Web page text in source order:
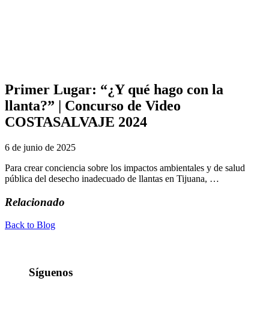
Primer Lugar: “¿Y qué hago con la
llanta?” | Concurso de Video
COSTASALVAJE 2024
6 de junio de 2025
Para crear conciencia sobre los impactos ambientales y de salud
pública del desecho inadecuado de llantas en Tijuana, …
Relacionado
Back to Blog
Síguenos